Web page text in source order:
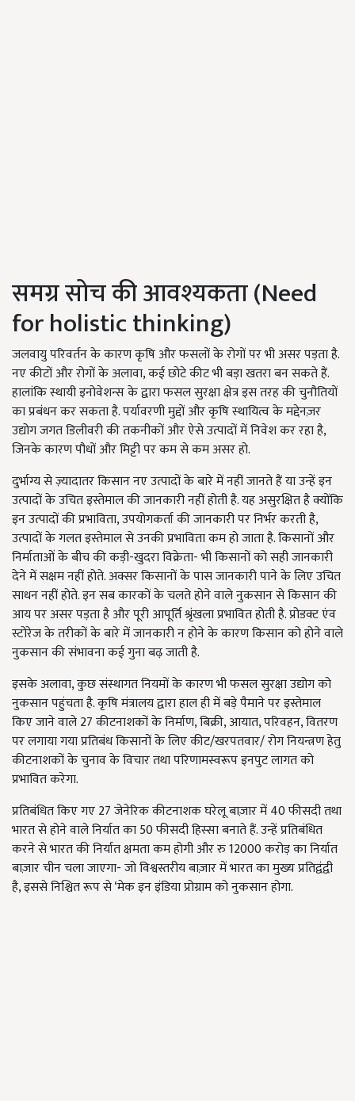
समग्र सोच की आवश्यकता (Need
for holistic thinking)
जलवायु परिवर्तन के कारण कृषि और फसलों के रोगों पर भी असर पड़ता है.
नए कीटों और रोगों के अलावा, कई छोटे कीट भी बड़ा खतरा बन सकते हैं.
हालांकि स्थायी इनोवेशन्स के द्वारा फसल सुरक्षा क्षेत्र इस तरह की चुनौतियों
का प्रबंधन कर सकता है. पर्यावरणी मुद्दों और कृषि स्थायित्व के मद्देनज़र
उद्योग जगत डिलीवरी की तकनीकों और ऐसे उत्पादों में निवेश कर रहा है,
जिनके कारण पौधों और मिट्टी पर कम से कम असर हो.
दुर्भाग्य से ज़्यादातर किसान नए उत्पादों के बारे में नहीं जानते हैं या उन्हें इन
उत्पादों के उचित इस्तेमाल की जानकारी नहीं होती है. यह असुरक्षित है क्योंकि
इन उत्पादों की प्रभाविता, उपयोगकर्ता की जानकारी पर निर्भर करती है,
उत्पादों के गलत इस्तेमाल से उनकी प्रभाविता कम हो जाता है. किसानों और
निर्माताओं के बीच की कड़ी-खुदरा विक्रेता- भी किसानों को सही जानकारी
देने में सक्षम नहीं होते. अक्सर किसानों के पास जानकारी पाने के लिए उचित
साधन नहीं होते. इन सब कारकों के चलते होने वाले नुकसान से किसान की
आय पर असर पड़ता है और पूरी आपूर्ति श्रृंखला प्रभावित होती है. प्रोडक्ट एंव
स्टोरेज के तरीकों के बारे में जानकारी न होने के कारण किसान को होने वाले
नुकसान की संभावना कई गुना बढ़ जाती है.
इसके अलावा, कुछ संस्थागत नियमों के कारण भी फसल सुरक्षा उद्योग को
नुकसान पहुंचता है. कृषि मंत्रालय द्वारा हाल ही में बड़े पैमाने पर इस्तेमाल
किए जाने वाले 27 कीटनाशकों के निर्माण, बिक्री, आयात, परिवहन, वितरण
पर लगाया गया प्रतिबंध किसानों के लिए कीट/खरपतवार/ रोग नियन्त्रण हेतु
कीटनाशकों के चुनाव के विचार तथा परिणामस्वरूप इनपुट लागत को
प्रभावित करेगा.
प्रतिबंधित किए गए 27 जेनेरिक कीटनाशक घरेलू बाज़ार में 40 फीसदी तथा
भारत से होने वाले निर्यात का 50 फीसदी हिस्सा बनाते हैं. उन्हें प्रतिबंधित
करने से भारत की निर्यात क्षमता कम होगी और रु 12000 करोड़ का निर्यात
बाज़ार चीन चला जाएगा- जो विश्वस्तरीय बाज़ार में भारत का मुख्य प्रतिद्वंद्वी
है, इससे निश्चित रूप से ‘मेक इन इंडिया प्रोग्राम को नुकसान होगा.